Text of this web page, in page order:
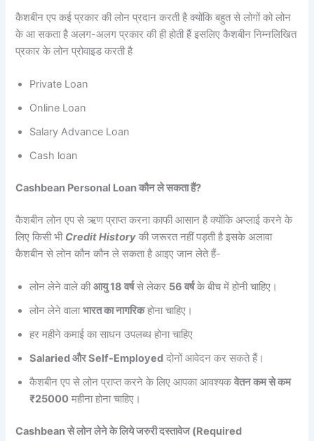
कैशबीन एप कई प्रकार की लोन प्रदान करती है क्योंकि बहुत से लोगों को लोन
के आ सकता है अलग-अलग प्रकार की ही होती हैं इसलिए कैशबीन निम्नलिखित
प्रकार के लोन प्रोवाइड करती है
Private Loan
Online Loan
Salary Advance Loan
Cash loan
Cashbean Personal Loan कौन ले सकता हैं?
कैशबीन लोन एप से ऋण प्राप्त करना काफी आसान है क्योंकि अप्लाई करने के
लिए किसी भी Credit History की जरूरत नहीं पड़ती है इसके अलावा
कैशबीन से लोन कौन कौन ले सकता है आइए जान लेते हैं-
लोन लेने वाले कीआयु 18 वर्षसे लेकर 56 वर्षके बीच में होनी चाहिए।
लोन लेने वालाभारत का नागरिकहोना चाहिए।
हर महीने कमाई का साधन उपलब्ध होना चाहिए
Salaried और Self-Employed दोनों आवेदन कर सकते हैं।
कैशबीन एप से लोन प्राप्त करने के लिए आपका आवश्यकवेतन कम से कम
₹25000 महीना होना चाहिए।
Cashbean से लोन लेने के लिये जरुरी दस्तावेज (Required